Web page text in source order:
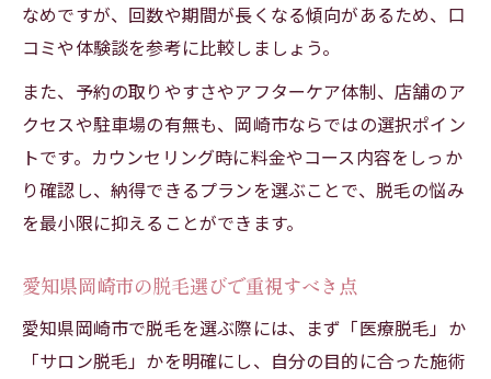
なめですが、回数や期間が長くなる傾向があるため、口
コミや体験談を参考に比較しましょう。
また、予約の取りやすさやアフターケア体制、店舗のア
クセスや駐車場の有無も、岡崎市ならではの選択ポイン
トです。カウンセリング時に料金やコース内容をしっか
り確認し、納得できるプランを選ぶことで、脱毛の悩み
を最小限に抑えることができます。
愛知県岡崎市の脱毛選びで重視すべき点
愛知県岡崎市で脱毛を選ぶ際には、まず「医療脱毛」か
「サロン脱毛」かを明確にし、自分の目的に合った施術